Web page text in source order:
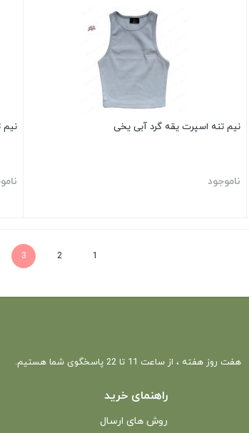
نیم تنه اسپرت یقه گرد آبی یخی
ناموجود
نیم
1
2
3
هفت روز هفته ، از ساعت 11 تا 22 پاسخگوی شما هستیم.
راهنمای خرید
روش های ارسال